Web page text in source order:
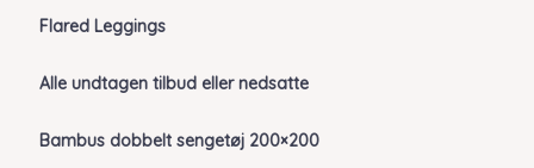
Flared Leggings
Alle undtagen tilbud eller nedsatte
Bambus dobbelt sengetøj 200×200